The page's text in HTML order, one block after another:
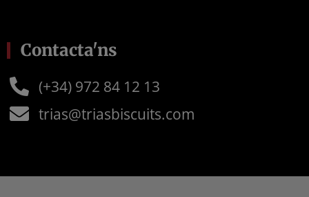
Contacta'ns
(+34) 972 84 12 13
trias@triasbiscuits.com